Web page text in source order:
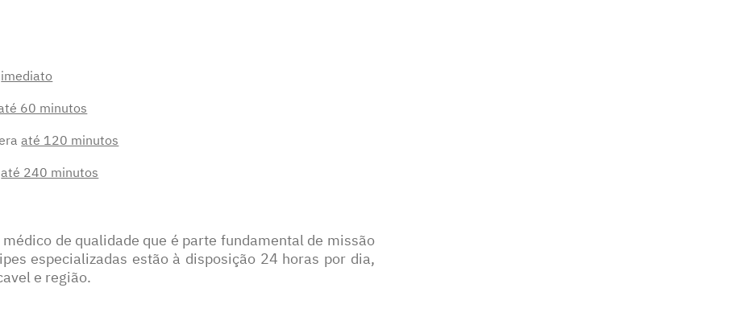
imediato
60 minutos
até 120 minutos
até 240 minutos
de qualidade que é parte fundamental de missão
especializadas estão à disposição 24 horas por dia,
e região.